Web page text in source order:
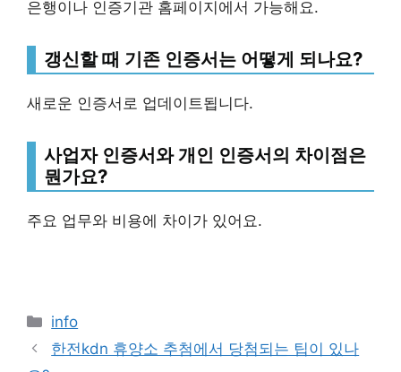
은행이나 인증기관 홈페이지에서 가능해요.
갱신할 때 기존 인증서는 어떻게 되나요?
새로운 인증서로 업데이트됩니다.
사업자 인증서와 개인 인증서의 차이점은
뭔가요?
주요 업무와 비용에 차이가 있어요.
Categories
info
한전kdn 휴양소 추첨에서 당첨되는 팁이 있나